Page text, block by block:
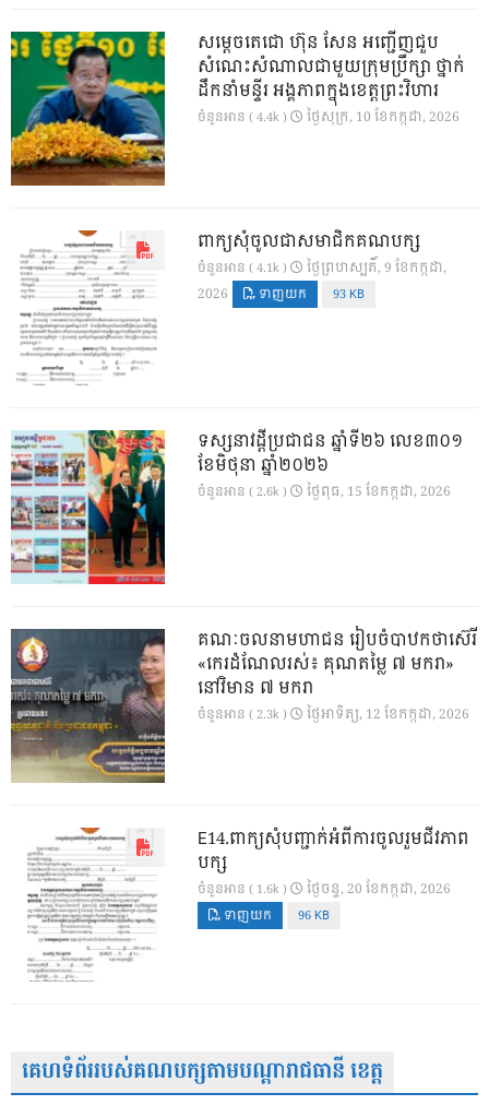
សម្តេចតេជោ ហ៊ុន សែន អញ្ជើញជួប
សំណេះសំណាលជាមួយក្រុមប្រឹក្សា ថ្នាក់
ដឹកនាំមន្ទីរ អង្គភាពក្នុងខេត្តព្រះវិហារ
ចំនួនអាន ( 4.4k ) ថ្ងៃ​សុក្រ, 10 ខែ​កក្កដា, 2026
ពាក្យសុំចូលជាសមាជិកគណបក្ស
ចំនួនអាន ( 4.1k )
ថ្ងៃ​ព្រហស្បតិ៍, 9 ខែ​កក្កដា,
2026
ទាញយក 93 KB
ទស្សនាវដ្ដីប្រជាជន ឆ្នាំទី២៦ លេខ៣០១
ខែមិថុនា ឆ្នាំ២០២៦
ចំនួនអាន ( 2.6k ) ថ្ងៃ​ពុធ, 15 ខែ​កក្កដា, 2026
គណៈចលនាមហាជន រៀបចំបាឋកថាស៊េរី
«កេរដំណែលរស់៖ គុណតម្លៃ ៧ មករា»
នៅវិមាន ៧ មករា
ចំនួនអាន ( 2.3k ) ថ្ងៃ​អាទិត្យ, 12 ខែ​កក្កដា, 2026
E14.ពាក្យសុំបញ្ជាក់អំពីការចូលរួមជីវភាព
បក្ស
ចំនួនអាន ( 1.6k ) ថ្ងៃ​ចន្ទ, 20 ខែ​កក្កដា, 2026
ទាញយក 96 KB
គេហទំព័ររបស់គណបក្សតាមបណ្តារាជធានី ខេត្ត